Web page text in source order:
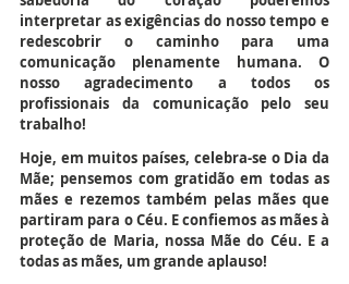
interpretar as exigências do nosso tempo e
redescobrir o caminho para uma
comunicação plenamente humana. O
nosso agradecimento a todos os
profissionais da comunicação pelo seu
trabalho!
Hoje, em muitos países, celebra-se o Dia da
Mãe; pensemos com gratidão em todas as
mães e rezemos também pelas mães que
partiram para o Céu. E confiemos as mães à
proteção de Maria, nossa Mãe do Céu. E a
todas as mães, um grande aplauso!